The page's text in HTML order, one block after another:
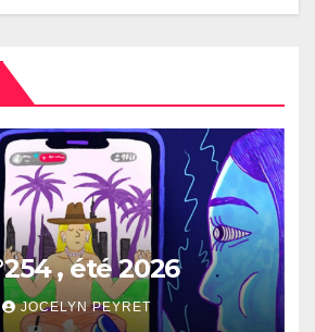
, été 2026
JOCELYN PEYRET